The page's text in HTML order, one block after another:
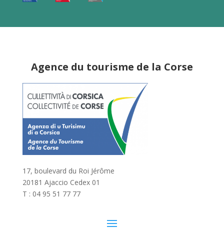
Agence du tourisme de la Corse
17, boulevard du Roi Jérôme
20181 Ajaccio Cedex 01
T : 04 95 51 77 77